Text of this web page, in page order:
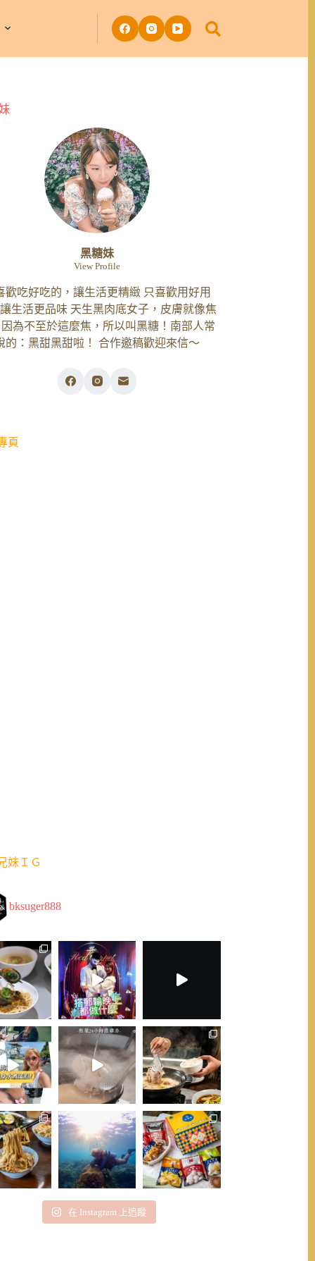
黑糖妹
View Profile
歡吃好吃的，讓生活更精緻 只喜歡用好用
生活更品味 天生黑肉底女子，皮膚就像焦
為不至於這麼焦，所以叫黑糖！南部人常
的：黑甜黑甜啦！ 合作邀稿歡迎來信～
頁
妹ＩＧ
bksuger888
在 Instagram 上追蹤